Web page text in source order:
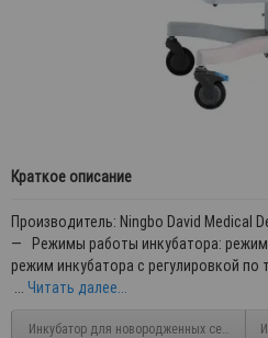
Краткое описание
Производитель: Ningbo David Medical
— Режимы работы инкубатора: режим
режим инкубатора с регулировкой
... Читать далее...
Инкубатор для новородженных серия YP-